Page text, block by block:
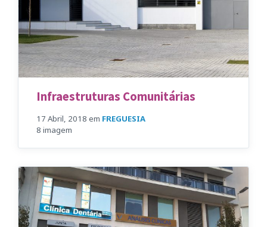
Infraestruturas Comunitárias
17 Abril, 2018 em FREGUESIA
8 imagem